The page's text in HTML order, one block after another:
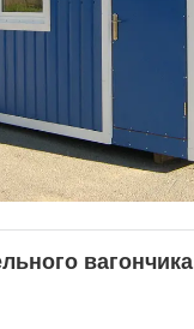
вагончика